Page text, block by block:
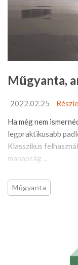
Műgyanta,
2022.02.25
Ha még nem
legpraktikusabb
Klasszikus
manapság ...
Műgyanta